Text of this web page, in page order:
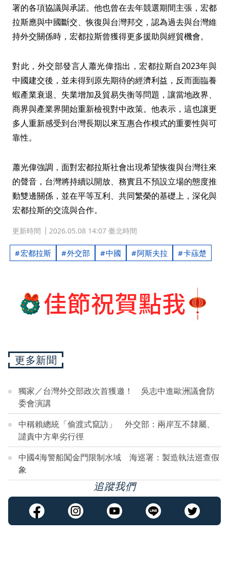
署的各項協議與承諾。他也曾在去年競選期間主張，宏都
拉斯應與中國斷交、恢復與台灣邦交，認為過去與台灣維
持外交關係時，宏都拉斯曾獲得更多援助與經貿機會。
對此，外交部發言人蕭光偉指出，宏都拉斯自2023年與
中國建交後，並未得到原先期待的經濟利益，反而面臨養
蝦產業衰退、失業增加及貿易失衡等問題，讓當地政界、
商界與產業界開始重新檢視對中政策。他表示，這也讓更
多人重新感受到台灣長期以來互惠合作模式的重要性與可
靠性。
蕭光偉強調，面對宏都拉斯社會出現希望恢復與台灣往來
的聲音，台灣將持續以開放、務實且不預設立場的態度推
動雙邊關係，並在平等互利、共同繁榮的基礎上，深化與
宏都拉斯的交流與合作。
更新時間 2026.05.08 14:07 臺北時間
宏都拉斯 外交部 中國 阿斯夫拉 卡蕬楚
更多新聞
獨家／台灣外交部政次首獲邀！ 吳志中進歐洲議會防
委會演講
中稱賴總統「偷渡式竄訪」 外交部：兩岸互不隸屬、
譴責中方卑劣行徑
中國4海警船闖金門限制水域 海巡署：製造執法巡查假
象
追蹤我們